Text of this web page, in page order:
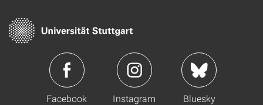
Facebook Instagram Bluesky